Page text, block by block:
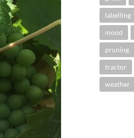
labelling
mood
pruning
tractor
weather